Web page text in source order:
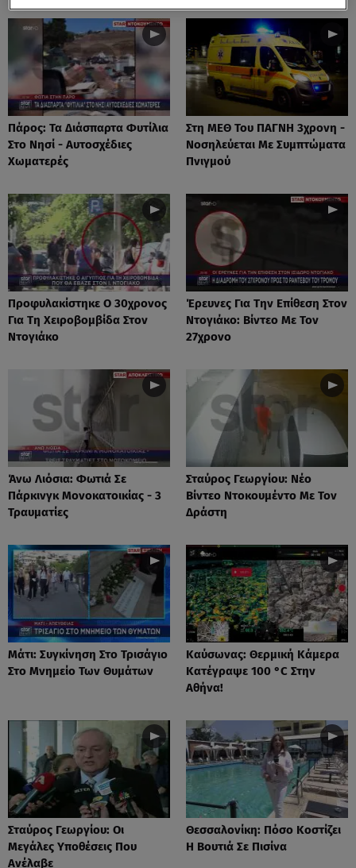
Πάρος: Τα Διάσπαρτα Φυτίλια
Στο Νησί - Αυτοσχέδιες
Χωματερές
Στη ΜΕΘ Του ΠΑΓΝΗ 3χρονη -
Νοσηλεύεται Με Συμπτώματα
Πνιγμού
Προφυλακίστηκε Ο 30χρονος
Για Τη Χειροβομβίδα Στον
Ντογιάκο
Έρευνες Για Την Επίθεση Στον
Ντογιάκο: Βίντεο Με Τον
27χρονο
Άνω Λιόσια: Φωτιά Σε
Πάρκινγκ Μονοκατοικίας - 3
Τραυματίες
Σταύρος Γεωργίου: Νέο
Βίντεο Ντοκουμέντο Με Τον
Δράστη
Μάτι: Συγκίνηση Στο Τρισάγιο
Στο Μνημείο Των Θυμάτων
Καύσωνας: Θερμική Κάμερα
Κατέγραψε 100 °C Στην
Αθήνα!
Σταύρος Γεωργίου: Οι
Μεγάλες Υποθέσεις Που
Ανέλαβε
Θεσσαλονίκη: Πόσο Κοστίζει
Η Βουτιά Σε Πισίνα